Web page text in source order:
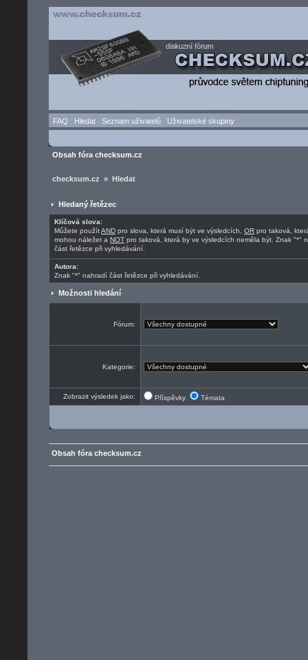
FAQ Hledat Seznam uživatelů Uživatelské skupiny
Obsah fóra checksum.cz
checksum.cz » Hledat
Hledaný řetězec
Klíčová slova:
Můžete použítAND pro slova, která musí být ve výsledcích, OR pro taková,
mohou náležet a NOT pro taková, která by ve výsledcích neměla být. Znak "*"
část řetězce při vyhledávání.
Autora:
Znak "*" nahradí část řetězce při vyhledávání.
Možnosti hledání
Fórum:
Kategorie:
Zobrazit výsledek jako: Příspěvky Témata
Obsah fóra checksum.cz